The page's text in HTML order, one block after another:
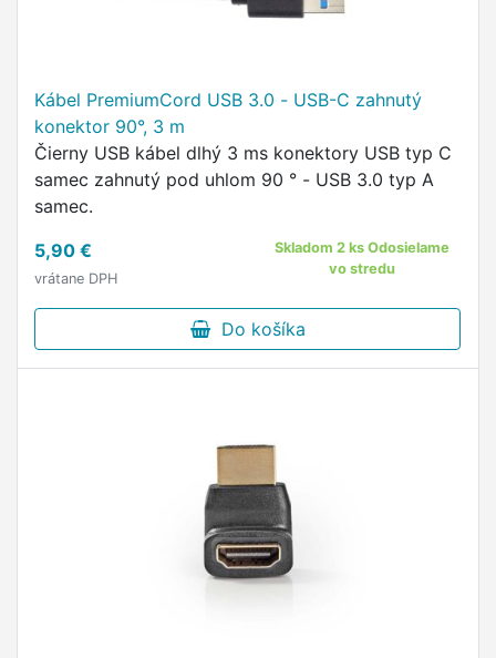
Kábel PremiumCord USB 3.0 - USB-C zahnutý
konektor 90°, 3 m
Čierny USB kábel dlhý 3 ms konektory USB typ C
samec zahnutý pod uhlom 90 ° - USB 3.0 typ A
samec.
5,90 €
vrátane DPH
Skladom 2 ks Odosielame
vo stredu
Do košíka